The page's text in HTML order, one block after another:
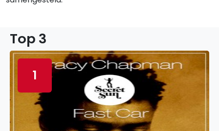
Top 3
1